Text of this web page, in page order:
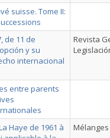
suisse. Tome II:
de 11 de
y su
internacional
Revista
entre parents
Haye de 1961 à
Mélanges